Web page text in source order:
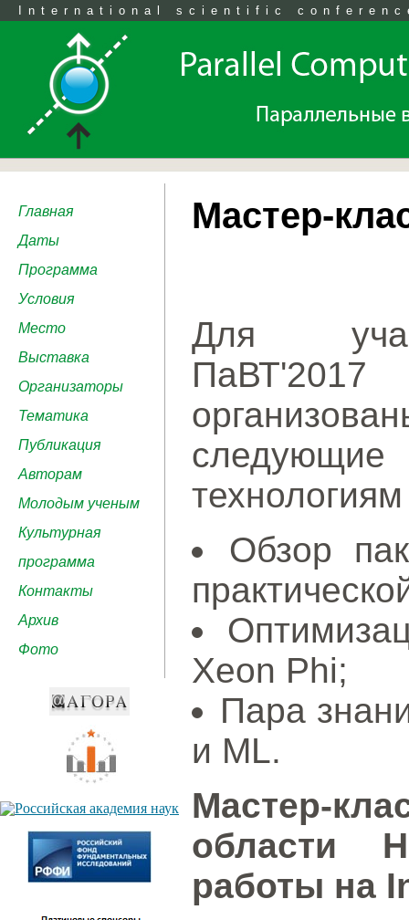
International scientific
Главная
Даты
Программа
Условия
Место
Выставка
Организаторы
Тематика
Публикация
Авторам
Молодым ученым
Культурная
программа
Контакты
Архив
Фото
Мастер-
Для
Обзор
Xeon Phi;
Пара
и ML.
Мастер-
области
работы на